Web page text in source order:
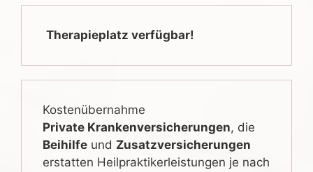
Therapieplatz verfügbar!
Kostenübernahme
Private Krankenversicherungen, die
Beihilfe und Zusatzversicherungen
erstatten Heilpraktikerleistungen je nach